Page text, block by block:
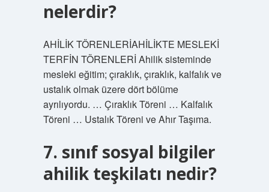
nelerdir?
AHİLİK TÖRENLERİAHİLİKTE MESLEKİ
TERFİN TÖRENLERİ Ahilik sisteminde
mesleki eğitim; çıraklık, çıraklık, kalfalık ve
ustalık olmak üzere dört bölüme
ayrılıyordu. … Çıraklık Töreni … Kalfalık
Töreni … Ustalık Töreni ve Ahır Taşıma.
7. sınıf sosyal bilgiler
ahilik teşkilatı nedir?